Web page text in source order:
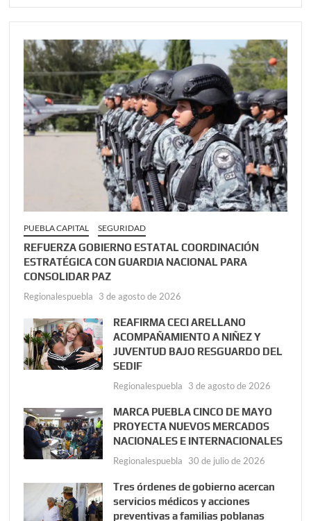
PUEBLA CAPITAL SEGURIDAD
REFUERZA GOBIERNO ESTATAL COORDINACIÓN
ESTRATÉGICA CON GUARDIA NACIONAL PARA
CONSOLIDAR PAZ
Regionalespuebla 3 de agosto de 2026
REAFIRMA CECI ARELLANO
ACOMPAÑAMIENTO A NIÑEZ Y
JUVENTUD BAJO RESGUARDO DEL
SEDIF
Regionalespuebla 3 de agosto de 2026
MARCA PUEBLA CINCO DE MAYO
PROYECTA NUEVOS MERCADOS
NACIONALES E INTERNACIONALES
Regionalespuebla 30 de julio de 2026
Tres órdenes de gobierno acercan
servicios médicos y acciones
preventivas a familias poblanas